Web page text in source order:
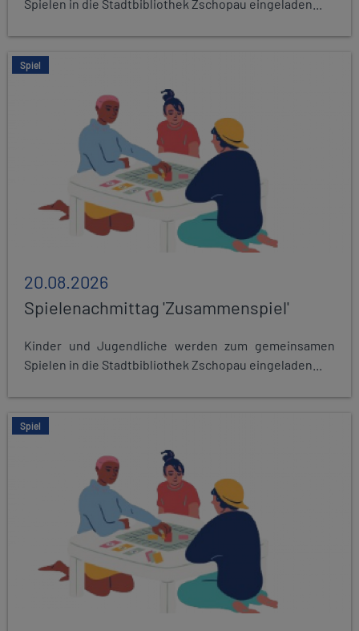
Spielen in die Stadtbibliothek Zschopau eingeladen...
Spiel
20.08.2026
Spielenachmittag 'Zusammenspiel'
Kinder und Jugendliche werden zum gemeinsamen
Spielen in die Stadtbibliothek Zschopau eingeladen...
Spiel